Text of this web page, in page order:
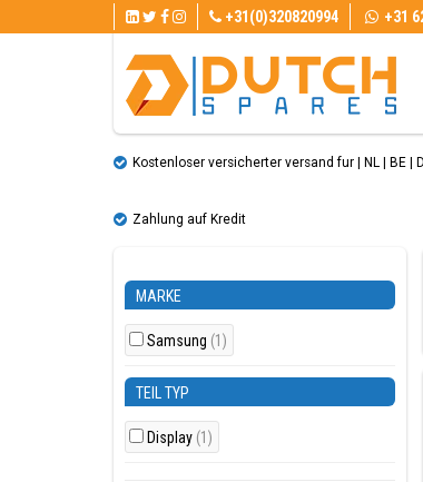
+31(0)320820994 +31
Kostenloser versicherter versand fur | NL | BE |
Zahlung auf Kredit
MARKE
Samsung (1)
TEIL TYP
Display (1)